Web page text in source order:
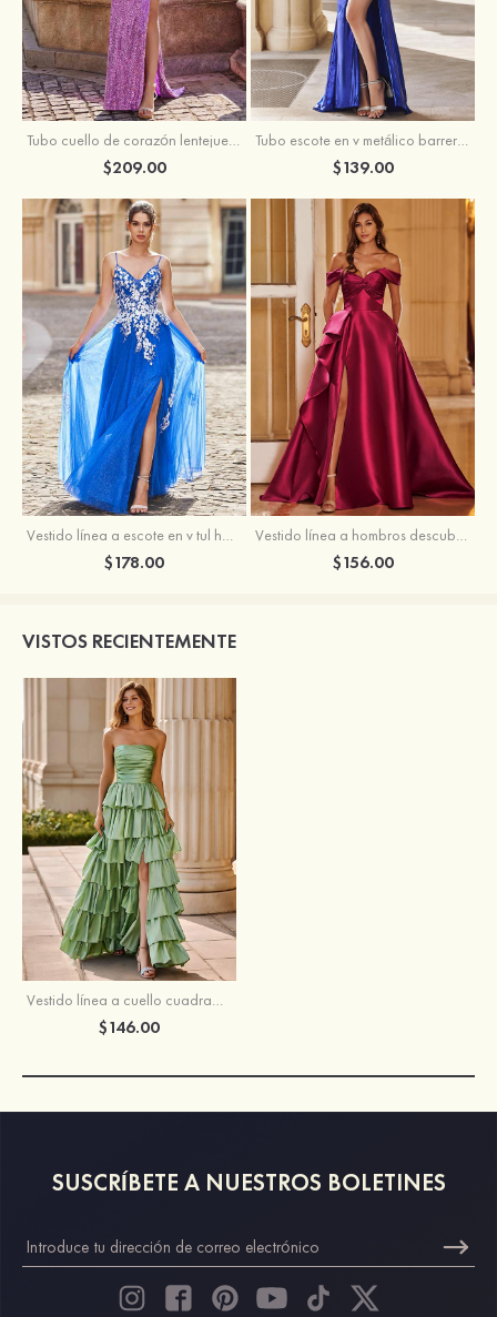
Tubo cuello de corazón lentejuelas barrer tren vestido de graduación
$209.00 $139.00
Vestido línea a escote en v tul hasta el suelo vestido de graduación
$178.00
Vestido línea a hombros descubiertos satén barrer tren vestido de graduación
$156.00
VISTOS RECIENTEMENTE
Vestido línea a cuello cuadrado tafetán hasta el suelo vestido de graduación con volantes
$146.00
SUSCRÍBETE A NUESTROS BOLETINES